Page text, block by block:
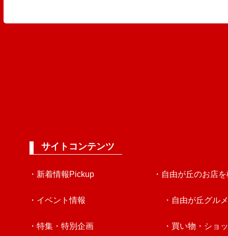
サイトコンテンツ
・新着情報Pickup
・イベント情報
・特集・特別企画
・自由が丘のお店
・自由が丘グルメ
・買い物・ショ